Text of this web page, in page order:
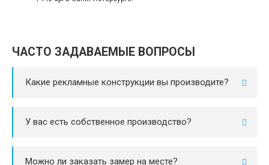
ЧАСТО ЗАДАВАЕМЫЕ ВОПРОСЫ
Какие рекламные конструкции вы производите?
У вас есть собственное производство?
Можно ли заказать замер на месте?